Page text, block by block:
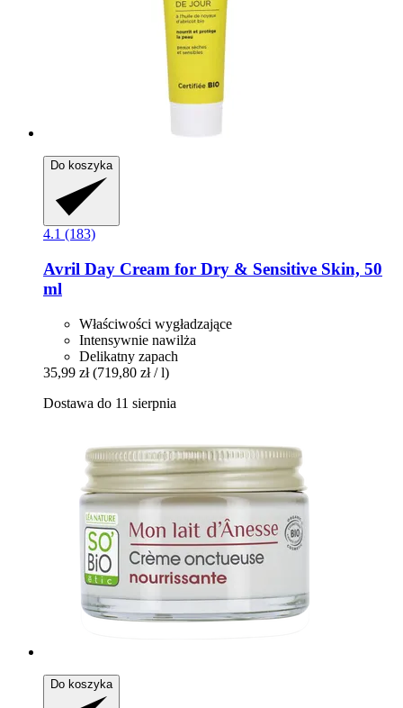
Do koszyka
4.1 (183)
Avril Day Cream for Dry & Sensitive Skin, 50
ml
Właściwości wygładzające
Intensywnie nawilża
Delikatny zapach
35,99 zł (719,80 zł / l)
Dostawa do 11 sierpnia
Do koszyka